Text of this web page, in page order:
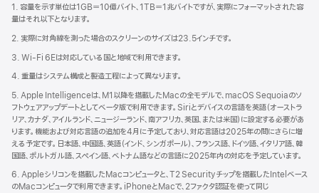
ン
ド
で
開
ま
す）
1. 容量を示す単位は1GB＝10億バイト、1TB＝1兆バイトですが、実際にフォーマットされた容
量はそれ以下となります。
2. 実際に対角線を測った場合のスクリーンのサイズは23.5インチです。
3. Wi-Fi 6Eは対応している国と地域で利用できます。
4. 重量はシステム構成と製造工程によって異なります。
5. Apple Intelligenceは、M1以降を搭載したMacの全モデルで、macOS Sequoiaのソ
フトウェアアップデートとしてベータ版で利用できます。Siriとデバイスの言語を英語（オーストラ
リア、カナダ、アイルランド、ニュージーランド、南アフリカ、英国、または米国）に設定する必要があ
ります。機能および対応言語の追加を4月に予定しており、対応言語は2025年の間にさらに増
える予定です。日本語、中国語、英語（インド、シンガポール）、フランス語、ドイツ語、イタリア語、韓
国語、ポルトガル語、スペイン語、ベトナム語などの言語に2025年内の対応を予定しています。
6. Appleシリコンを搭載したMacコンピュータと、T2 Securityチップを搭載したIntelベース
のMacコンピュータで利用できます。iPhoneとMacで、2ファクタ認証を使って同じ